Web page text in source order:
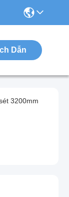
Dẫn
3200mm